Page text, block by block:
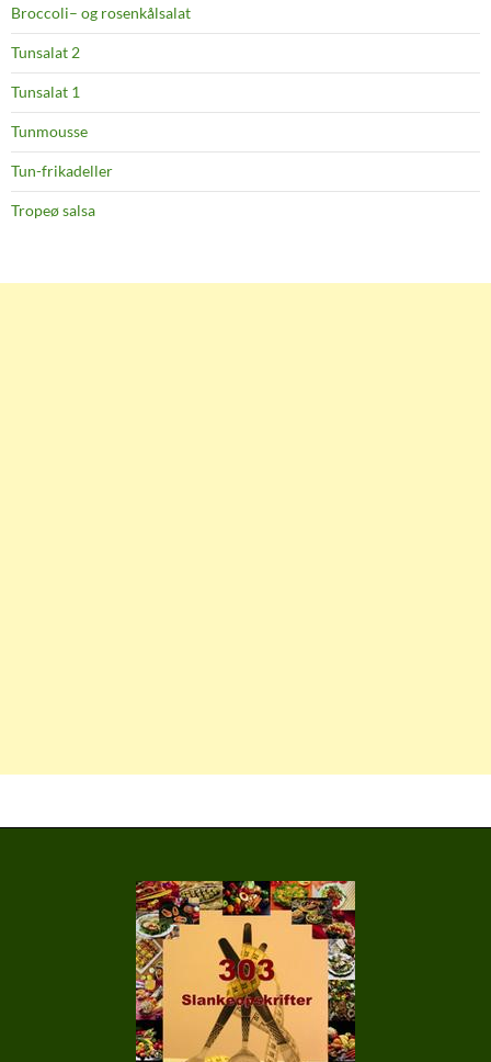
Broccoli– og rosenkålsalat
Tunsalat 2
Tunsalat 1
Tunmousse
Tun-frikadeller
Tropeø salsa